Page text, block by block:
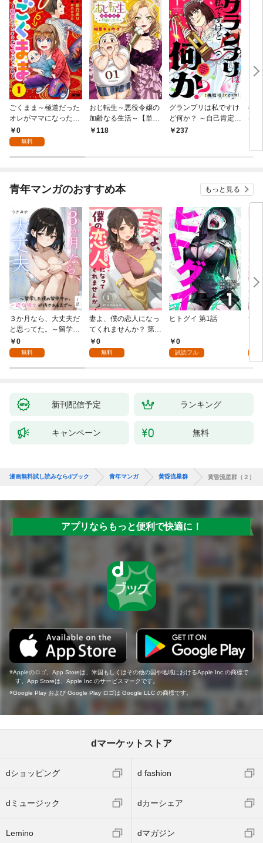
ごくまま～極道だった
オレがママになった話
～【単話】（１）
0
無料
おじ転生～悪役令嬢の
加齢なる生活～【単
話】（１）
118
グランプリは私ですけ
ど何か？ ～自己肯定モ
ンスターのミスコン無
237
後
は
青年マンガのおすすめ本 もっと見る
３か月なら、大丈夫だ
と思ってた。～留学し
た僕の留守中に、一途
な彼女が汚されるまで
0
無料
妻よ、僕の恋人になっ
てくれませんか？ 第1
話0
無料
ヒトグイ 第1話
0
試読フル
世
新刊配信予定 ランキング
キャンペーン 無料
漫画無料試し読みならdブック 青年マンガ 黄昏流星群 黄昏流星群（２）
アプリならもっと便利で快適に！
Appleのロゴ、App Storeは、米国もしくはその他の国や地域におけるApple Inc.の商標で
す。App Storeは、Apple Inc.のサービスマークです。
Google Play および Google Play ロゴは Google LLC の商標です。
dマーケットストア
dショッピング d fashion
dミュージック dカーシェア
Lemino dマガジン